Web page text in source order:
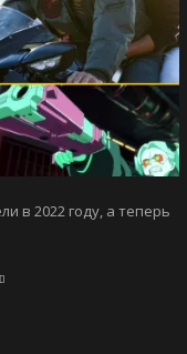
в 2022 году, а теперь